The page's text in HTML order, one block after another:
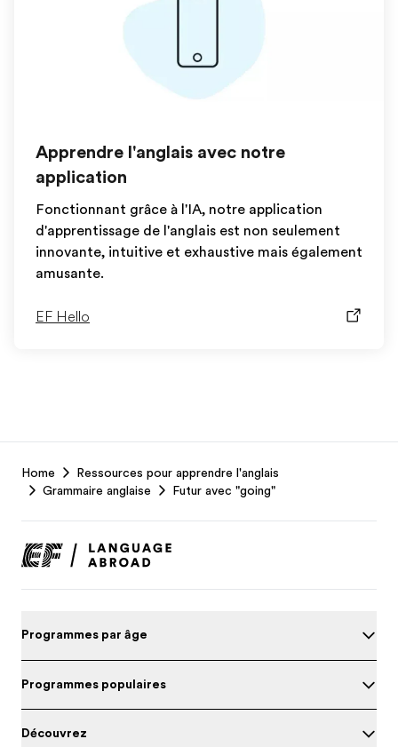
Apprendre l'anglais avec notre
application
Fonctionnant grâce à l'IA, notre application
d'apprentissage de l'anglais est non seulement
innovante, intuitive et exhaustive mais également
amusante.
EF Hello
Footer
Home
Ressources pour apprendre l'anglais
Grammaire anglaise
Futur avec "going"
Programmes par âge
Programmes populaires
Découvrez